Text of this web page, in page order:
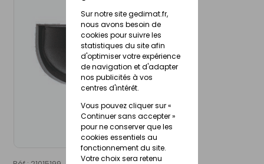
Sur notre site gedimat.fr,
nous avons besoin de
cookies pour suivre les
statistiques du site afin
d'optimiser votre expérience
de navigation et d'adapter
nos publicités à vos
centres d'intérêt.
Vous pouvez cliquer sur «
Continuer sans accepter »
pour ne conserver que les
cookies essentiels au
fonctionnement du site.
Votre choix sera retenu